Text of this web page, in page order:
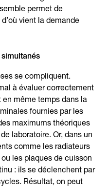
permet de
vient la demande
simultanés
se compliquent.
à évaluer correctement
même temps dans la
fournies par les
maximums théoriques
laboratoire. Or, dans un
comme les radiateurs
les plaques de cuisson
: ils se déclenchent par
Résultat, on peut